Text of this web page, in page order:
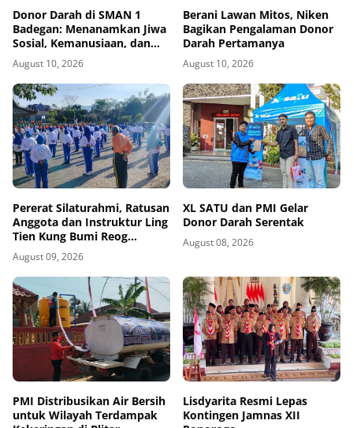
Donor Darah di SMAN 1
Badegan: Menanamkan Jiwa
Sosial, Kemanusiaan, dan
Budaya Berbagi
August 10, 2026
Berani Lawan Mitos, Niken
Bagikan Pengalaman Donor
Darah Pertamanya
August 10, 2026
Pererat Silaturahmi, Ratusan
Anggota dan Instruktur Ling
Tien Kung Bumi Reog
Ponorogo Gelar Latihan
Bersama di Embung Pakel
August 09, 2026
XL SATU dan PMI Gelar
Donor Darah Serentak
August 08, 2026
PMI Distribusikan Air Bersih
untuk Wilayah Terdampak
Lisdyarita Resmi Lepas
Kontingen Jamnas XII